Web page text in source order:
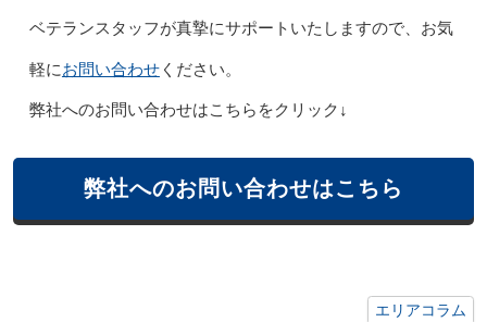
ベテランスタッフが真摯にサポートいたしますので、お気
軽にお問い合わせください。
弊社へのお問い合わせはこちらをクリック↓
弊社へのお問い合わせはこちら
エリアコラム